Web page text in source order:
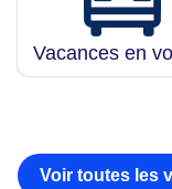
Vacances en
Voir toutes les